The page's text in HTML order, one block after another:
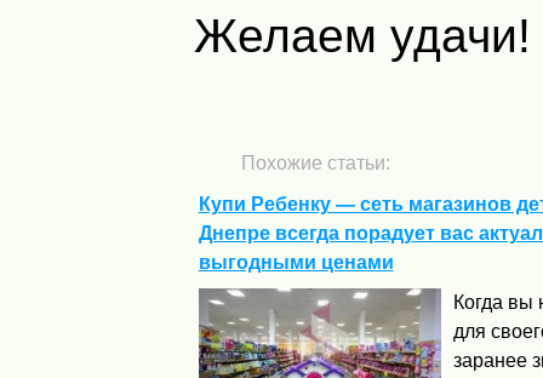
Желаем удачи!
Похожие статьи:
Купи Ребенку — сеть магазинов
Днепре всегда порадует вас
выгодными ценами
Когда вы
для
заранее